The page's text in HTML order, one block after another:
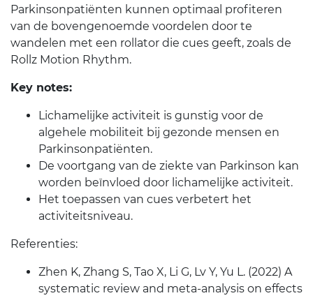
Parkinsonpatiënten kunnen optimaal profiteren
van de bovengenoemde voordelen door te
wandelen met een rollator die cues geeft, zoals de
Rollz Motion Rhythm.
Key notes:
Lichamelijke activiteit is gunstig voor de
algehele mobiliteit bij gezonde mensen en
Parkinsonpatiënten.
De voortgang van de ziekte van Parkinson kan
worden beïnvloed door lichamelijke activiteit.
Het toepassen van cues verbetert het
activiteitsniveau.
Referenties:
Zhen K, Zhang S, Tao X, Li G, Lv Y, Yu L. (2022) A
systematic review and meta-analysis on effects